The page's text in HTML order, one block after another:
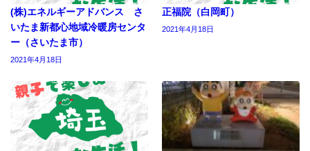
(株)エネルギーアドバンス さ
いたま新都心地域冷暖房センタ
ー（さいたま市）
2021年4月18日
正福院（白岡町）
2021年4月18日